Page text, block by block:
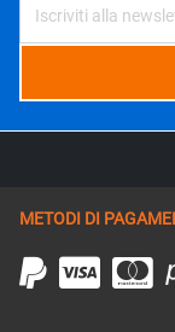
METODI DI